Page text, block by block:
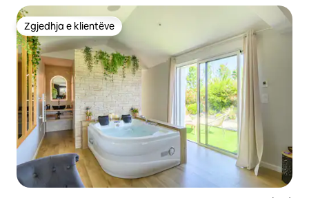
Zgjedhja e klientëve
Zgjedhja e klientëve